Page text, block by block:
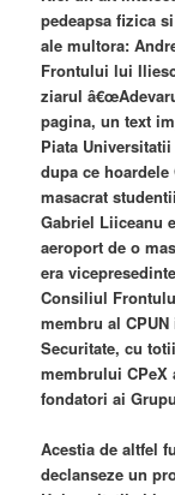
pedeapsa fizica
ale multora:
Frontului lui
ziarul
pagina, un text
Piata
dupa ce
masacrat
Gabriel Liiceanu
aeroport de o
era
Consiliul
membru al
Securitate, cu
membrului CPeX
fondatori ai
Acestia de altfel
declanseze un